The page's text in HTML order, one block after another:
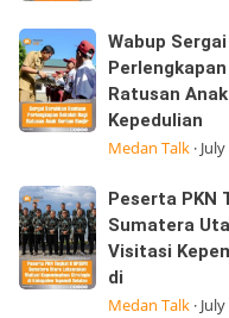
Konsumen
Sudah
Membayar
MK
pada
saat
tanjakan
di
simpang
dijalan
Tritura
Wabup
Sergai
Serahkan
Bantuan
Perlengkapan
Sekolah
Bagi
Ratusan
Anak
Wabup
Ratusan
Kepedulian
Medan Talk·
Peserta
PKN
Tingkat
II
Peserta PKN
Sumatera
Visitasi
di
Medan Talk·